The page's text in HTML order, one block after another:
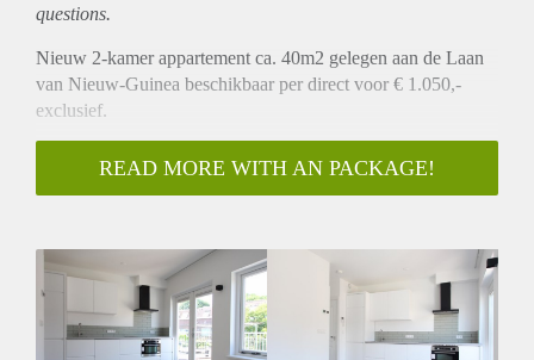
questions.
Nieuw 2-kamer appartement ca. 40m2 gelegen aan de Laan
van Nieuw-Guinea beschikbaar per direct voor € 1.050,-
exclusief.
Omschrijving
Dit prachtig verbouwde 2-kamer appartement is gelegen op
vriezen, vaatwasser, combi oven/magnetron en inductie
kookplaat met afzuigkap. Vanuit de woonkamer heeft u aan
de achterzijde toegang tot een eigen dakterras. Er is een
aparte berging met wasmachine aansluiting en ruimte voor
READ MORE WITH AN PACKAGE!